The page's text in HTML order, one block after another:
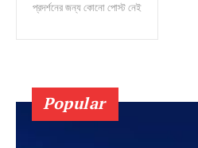
প্রদর্শনের জন্য কোনো পোস্ট নেই
Popular